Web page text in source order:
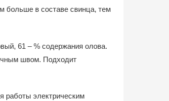
больше в составе свинца, тем
61 – % содержания олова.
швом. Подходит
работы электрическим